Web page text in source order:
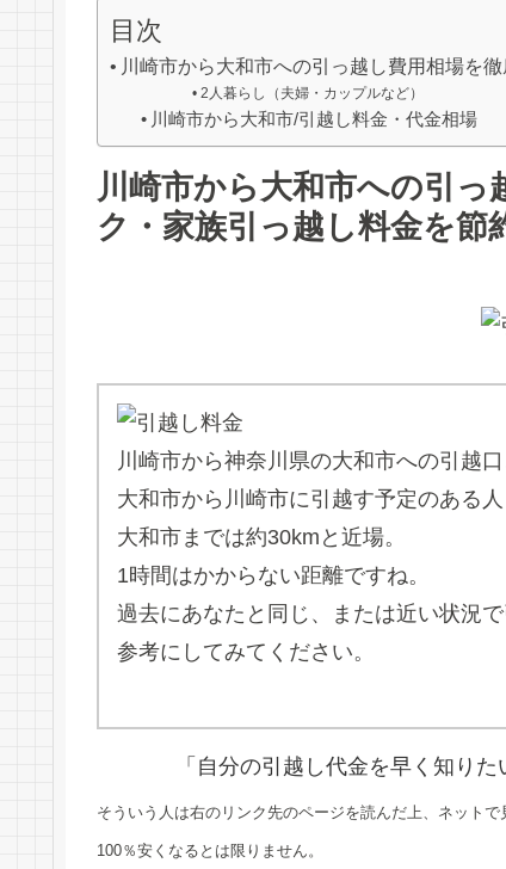
目次
川崎市から大和市への引っ越し費用相場を
2人暮らし（夫婦・カップルなど）
川崎市から大和市/引越し料金・代金相場
川崎市から大和市への引っ
ク・家族引っ越し料金を節
川崎市から神奈川県の大和市への引越口
大和市から川崎市に引越す予定のある
大和市までは約30kmと近場。
1時間はかからない距離ですね。
過去にあなたと同じ、または近い状況
参考にしてみてください。
「自分の引越し代金を早く知り
そういう人は右のリンク先のページを読んだ上、ネットで
100％安くなるとは限りません。